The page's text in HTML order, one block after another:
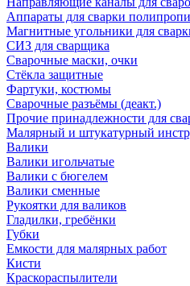
Аппараты для сварки
Магнитные угольники для
СИЗ для сварщика
Сварочные маски, очки
Стёкла защитные
Фартуки, костюмы
Сварочные разъёмы (деакт.)
Прочие принадлежности для
Малярный и штукатурный
Валики
Валики игольчатые
Валики с бюгелем
Валики сменные
Рукоятки для валиков
Гладилки, гребёнки
Губки
Емкости для малярных работ
Кисти
Краскораспылители